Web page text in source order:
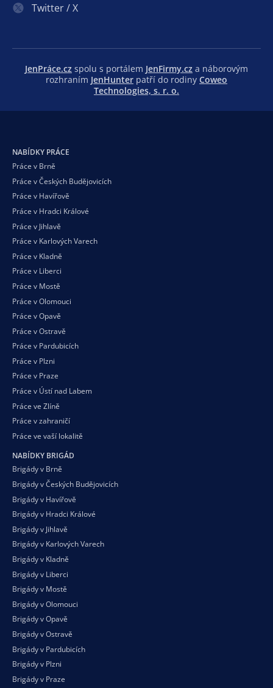
Twitter / X
JenPráce.cz spolu s portálem JenFirmy.cz a náborovým
rozhraním JenHunter patří do rodiny Coweo
Technologies, s. r. o.
NABÍDKY PRÁCE
Práce v Brně
Práce v Českých Budějovicích
Práce v Havířově
Práce v Hradci Králové
Práce v Jihlavě
Práce v Karlových Varech
Práce v Kladně
Práce v Liberci
Práce v Mostě
Práce v Olomouci
Práce v Opavě
Práce v Ostravě
Práce v Pardubicích
Práce v Plzni
Práce v Praze
Práce v Ústí nad Labem
Práce ve Zlíně
Práce v zahraničí
Práce ve vaší lokalitě
NABÍDKY BRIGÁD
Brigády v Brně
Brigády v Českých Budějovicích
Brigády v Havířově
Brigády v Hradci Králové
Brigády v Jihlavě
Brigády v Karlových Varech
Brigády v Kladně
Brigády v Liberci
Brigády v Mostě
Brigády v Olomouci
Brigády v Opavě
Brigády v Ostravě
Brigády v Pardubicích
Brigády v Plzni
Brigády v Praze